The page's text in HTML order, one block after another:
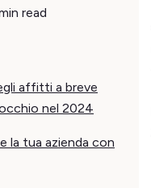
read
affitti a breve
nel 2024
la tua azienda con